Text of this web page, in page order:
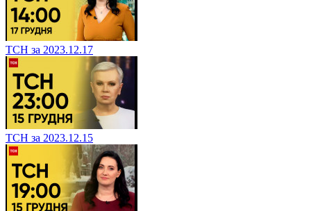
ТСН за 2023.12.17
ТСН за 2023.12.15